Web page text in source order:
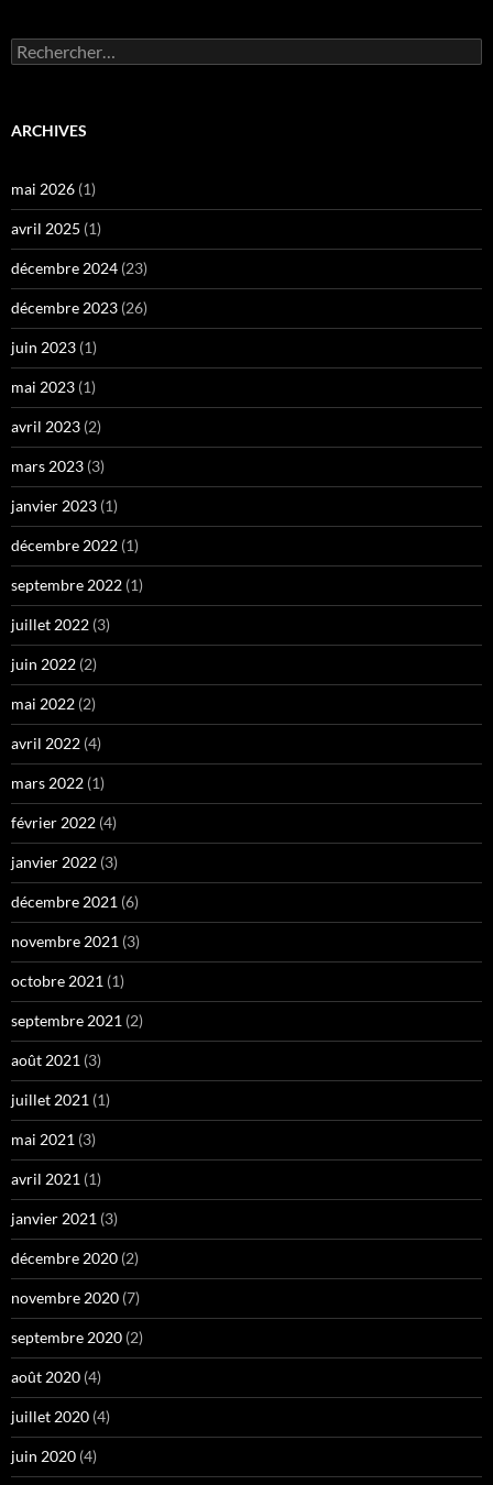
Rechercher :
ARCHIVES
mai 2026 (1)
avril 2025 (1)
décembre 2024 (23)
décembre 2023 (26)
juin 2023 (1)
mai 2023 (1)
avril 2023 (2)
mars 2023 (3)
janvier 2023 (1)
décembre 2022 (1)
septembre 2022 (1)
juillet 2022 (3)
juin 2022 (2)
mai 2022 (2)
avril 2022 (4)
mars 2022 (1)
février 2022 (4)
janvier 2022 (3)
décembre 2021 (6)
novembre 2021 (3)
octobre 2021 (1)
septembre 2021 (2)
août 2021 (3)
juillet 2021 (1)
mai 2021 (3)
avril 2021 (1)
janvier 2021 (3)
décembre 2020 (2)
novembre 2020 (7)
septembre 2020 (2)
août 2020 (4)
juillet 2020 (4)
juin 2020 (4)